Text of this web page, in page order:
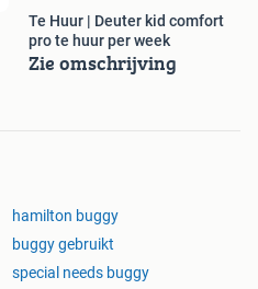
Te Huur | Deuter kid comfort
pro te huur per week
Zie omschrijving
hamilton buggy
buggy gebruikt
special needs buggy